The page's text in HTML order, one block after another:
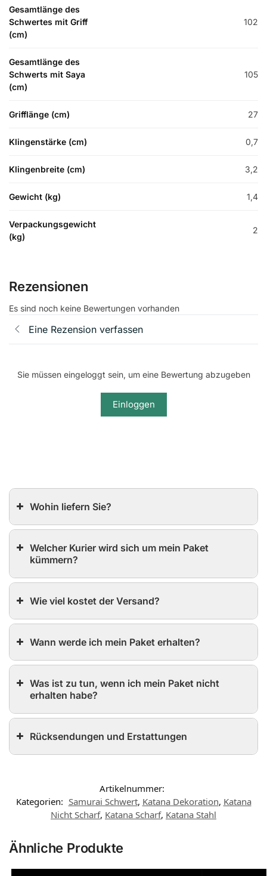
Gesamtlänge des
Schwertes mit Griff
(cm)
102
Gesamtlänge des
Schwerts mit Saya
(cm)
105
Grifflänge (cm) 27
Klingenstärke (cm) 0,7
Klingenbreite (cm) 3,2
Gewicht (kg) 1,4
Verpackungsgewicht
(kg)
2
Rezensionen
Es sind noch keine Bewertungen vorhanden
Eine Rezension verfassen
Sie müssen eingeloggt sein, um eine Bewertung abzugeben
Einloggen
Wohin liefern Sie?
Welcher Kurier wird sich um mein Paket
kümmern?
Wie viel kostet der Versand?
Wann werde ich mein Paket erhalten?
Was ist zu tun, wenn ich mein Paket nicht
erhalten habe?
Rücksendungen und Erstattungen
Artikelnummer:
Kategorien: Samurai Schwert, Katana Dekoration, Katana
Nicht Scharf, Katana Scharf, Katana Stahl
Ähnliche Produkte